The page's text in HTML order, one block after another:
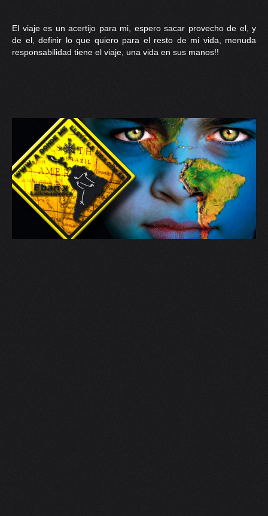
El viaje es un acertijo para mi, espero sacar provecho de el, y
de el, definir lo que quiero para el resto de mi vida, menuda
responsabilidad tiene el viaje, una vida en sus manos!!